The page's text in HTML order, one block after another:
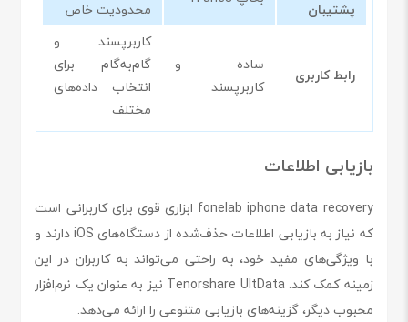
پشتیبان محدودیت خاص
رابط کاربری
ساده و
کاربرپسند
کاربرپسند و
گام‌به‌گام برای
انتخاب داده‌های
مختلف
بازیابی اطلاعات
fonelab iphone data recovery ابزاری قوی برای کاربرانی است
که نیاز به بازیابی اطلاعات حذف‌شده از دستگاه‌های iOS دارند و
با ویژگی‌های مفید خود، به راحتی می‌تواند به کاربران در این
زمینه کمک کند. Tenorshare UltData نیز به عنوان یک نرم‌افزار
محبوب دیگر، گزینه‌های بازیابی متنوعی را ارائه می‌دهد.